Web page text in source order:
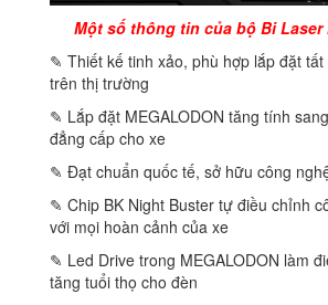
Một số thông tin của bộ Bi Laser
✎ Thiết kế tinh xảo, phù hợp lắp đặt
trên thị trường
✎ Lắp đặt MEGALODON tăng tính
đẳng cấp cho xe
✎ Đạt chuẩn quốc tế, sở hữu công
✎ Chip BK Night Buster tự điều chỉnh
với mọi hoàn cảnh của xe
✎ Led Drive trong MEGALODON làm
tăng tuổi thọ cho đèn